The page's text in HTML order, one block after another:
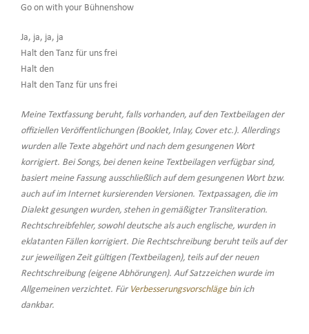
Go on with your Bühnenshow
Ja, ja, ja, ja
Halt den Tanz für uns frei
Halt den
Halt den Tanz für uns frei
Meine Textfassung beruht, falls vorhanden, auf den Textbeilagen der
offiziellen Veröffentlichungen (Booklet, Inlay, Cover etc.). Allerdings
wurden alle Texte abgehört und nach dem gesungenen Wort
korrigiert. Bei Songs, bei denen keine Textbeilagen verfügbar sind,
basiert meine Fassung ausschließlich auf dem gesungenen Wort bzw.
auch auf im Internet kursierenden Versionen. Textpassagen, die im
Dialekt gesungen wurden, stehen in gemäßigter Transliteration.
Rechtschreibfehler, sowohl deutsche als auch englische, wurden in
eklatanten Fällen korrigiert. Die Rechtschreibung beruht teils auf der
zur jeweiligen Zeit gültigen (Textbeilagen), teils auf der neuen
Rechtschreibung (eigene Abhörungen). Auf Satzzeichen wurde im
Allgemeinen verzichtet. Für Verbesserungsvorschlägebin ich
dankbar.